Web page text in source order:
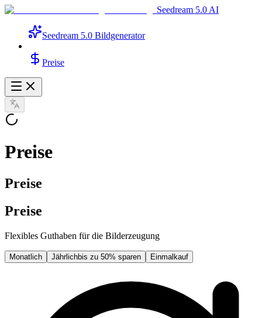
Seedream 5.0 AI
Seedream 5.0 Bildgenerator
Preise
Preise
Preise
Preise
Flexibles Guthaben für die Bilderzeugung
Monatlich Jährlichbis zu 50% sparen Einmalkauf